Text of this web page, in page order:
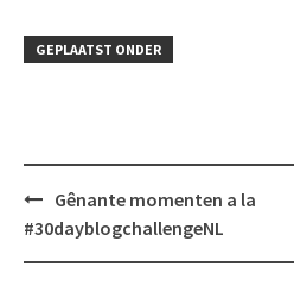
GEPLAATST ONDER
Bericht
navigatie
Gênante momenten a la
#30dayblogchallengeNL